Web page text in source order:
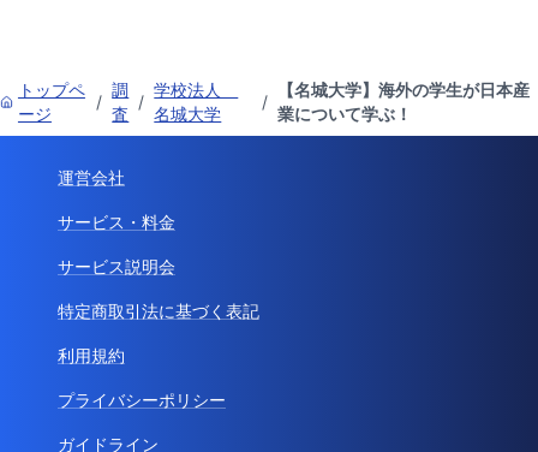
トップペ
ージ
/
調
査
/
学校法人
名城大学
/
【名城大学】海外の学生が日本産
業について学ぶ！
運営会社
サービス・料金
サービス説明会
特定商取引法に基づく表記
利用規約
プライバシーポリシー
ガイドライン